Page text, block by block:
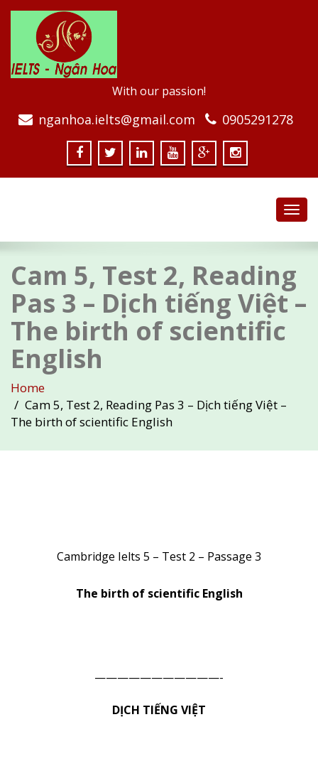
With our passion!
nganhoa.ielts@gmail.com 0905291278
Cam 5, Test 2, Reading
Pas 3 – Dịch tiếng Việt –
The birth of scientific
English
Home
Cam 5, Test 2, Reading Pas 3 – Dịch tiếng Việt –
The birth of scientific English
Cambridge Ielts 5 – Test 2 – Passage 3
The birth of scientific English
———————————-
DỊCH TIẾNG VIỆT